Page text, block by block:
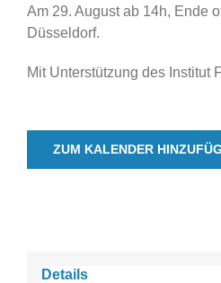
Am 29. August ab 14h, Ende
Düsseldorf.
Mit Unterstützung des Institut
ZUM KALENDER
Details